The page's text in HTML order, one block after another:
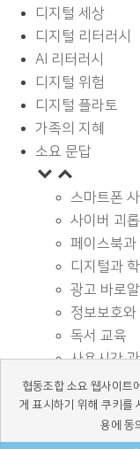
디지털 세상
디지털 리터러시
AI 리터러시
디지털 위험
디지털 플라토
가족의 지혜
소요 문답
스마트폰
사이버 괴
페이스북과
디지털과
광고 바로알
정보보호와
독서 교육
사용시간
기타
디지털 상식
협동조합 소요 웹사이트
게 표시하기 위해 쿠키를
용에 동